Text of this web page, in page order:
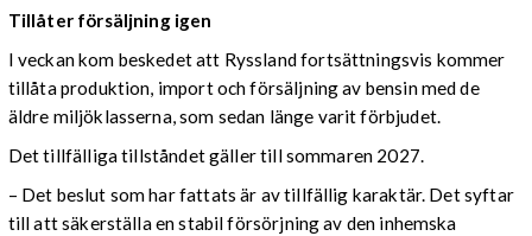
Tillåter försäljning igen
I veckan kom beskedet att Ryssland fortsättningsvis kommer
tillåta produktion, import och försäljning av bensin med de
äldre miljöklasserna, som sedan länge varit förbjudet.
Det tillfälliga tillståndet gäller till sommaren 2027.
– Det beslut som har fattats är av tillfällig karaktär. Det syftar
till att säkerställa en stabil försörjning av den inhemska